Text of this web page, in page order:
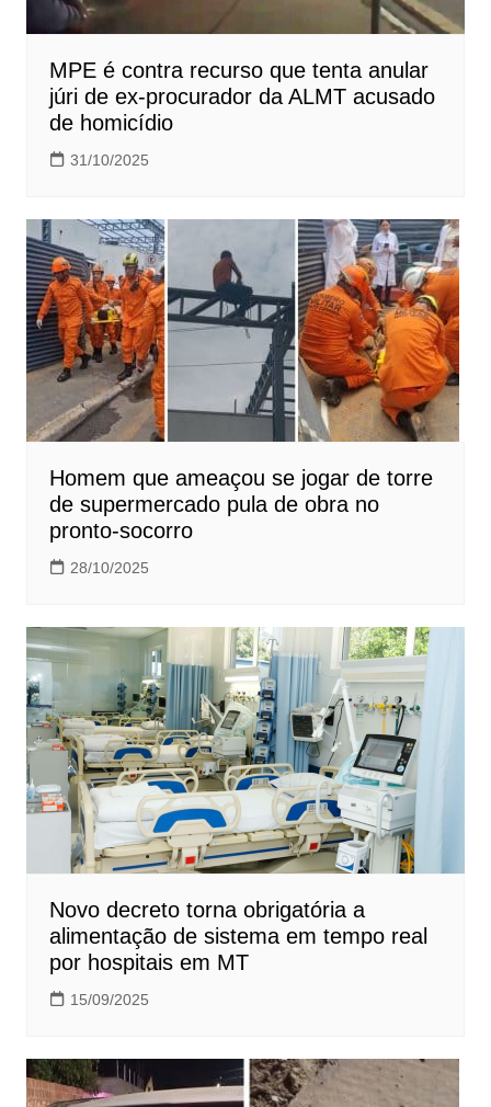
MPE é contra recurso que tenta anular
júri de ex-procurador da ALMT acusado
de homicídio
31/10/2025
Homem que ameaçou se jogar de torre
de supermercado pula de obra no
pronto-socorro
28/10/2025
Novo decreto torna obrigatória a
alimentação de sistema em tempo real
por hospitais em MT
15/09/2025